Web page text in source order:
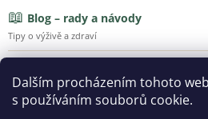
Dalším procházením tohoto
s používáním souborů cookie.
📖 Blog – rady a návody
Tipy o výživě a zdraví
Poznejte Super-Granule